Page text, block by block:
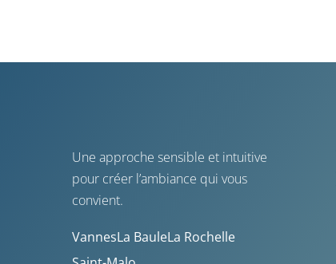
Une approche sensible et intuitive
pour créer l’ambiance qui vous
convient.
VannesLa BauleLa Rochelle